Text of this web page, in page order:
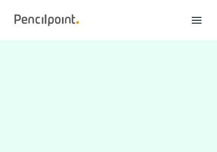
Home